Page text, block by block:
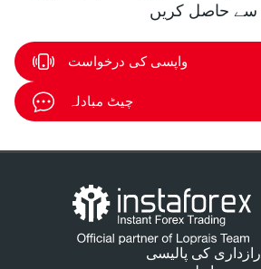
سے حاصل کریں
واپسی کی درخواست
چیٹ مبادلہ
رازداری کی پالیسی